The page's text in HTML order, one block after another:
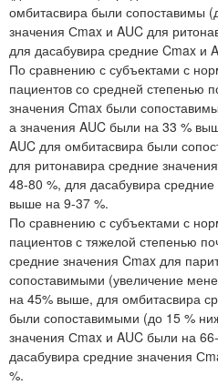
омбитасвира были сопоставимы
значения Сmax и AUC для
для дасабувира средние Cmax и
По сравнению с субъектами с
пациентов со средней степенью
значения Cmax были
а значения AUC были на 33 %
AUC для омбитасвира были
для ритонавира средние
48-80 %, для дасабувира
выше на 9-37 %.
По сравнению с субъектами с
пациентов с тяжелой степенью
средние значения Cmax для
сопоставимыми (увеличение
на 45% выше, для омбитасвира
были сопоставимыми (до 15 %
значения Сmax и AUC были на
дасабувира средние значения
%.